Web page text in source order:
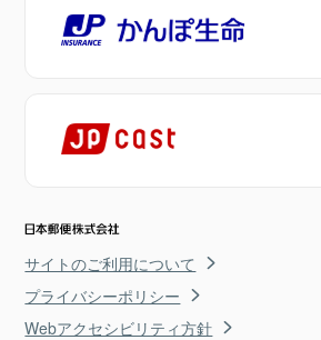
サイトのご利用について
プライバシーポリシー
Webアクセシビリティ方針